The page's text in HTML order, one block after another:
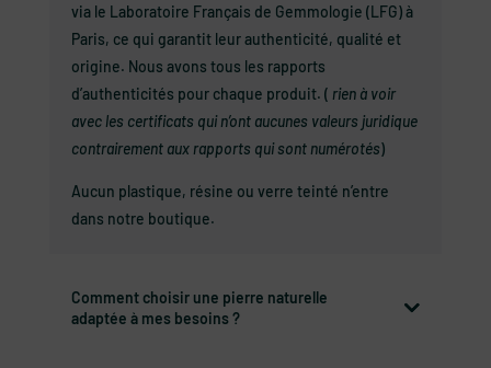
via le Laboratoire Français de Gemmologie (LFG) à
Paris, ce qui garantit leur authenticité, qualité et
origine. Nous avons tous les rapports
d’authenticités pour chaque produit. ( rien à voir
avec les certificats qui n’ont aucunes valeurs juridique
contrairement aux rapports qui sont numérotés)
Aucun plastique, résine ou verre teinté n’entre
dans notre boutique.
Comment choisir une pierre naturelle
adaptée à mes besoins ?